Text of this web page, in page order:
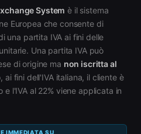
System è il sistema
Europea che consente di
una partita IVA ai fini delle
Una partita IVA può
di origine ma non iscritta al
ai fini dell'IVA italiana, il cliente è
l'IVA al 22% viene applicata in
IMMEDIATA SU